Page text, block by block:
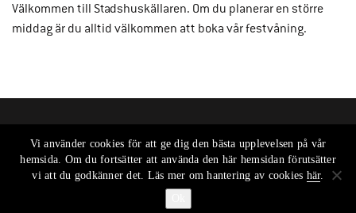
Välkommen till Stadshuskällaren. Om du planerar en större
middag är du alltid välkommen att boka vår festvåning.
Vi använder cookies för att ge dig den bästa upplevelsen på vår
hemsida. Om du fortsätter att använda den här hemsidan förutsätter
vi att du godkänner det. Läs mer om hantering av cookies här.